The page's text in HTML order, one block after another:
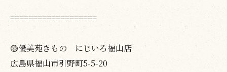
===================
🟡優美苑きもの にじいろ福山店
広島県福山市引野町5-5-20